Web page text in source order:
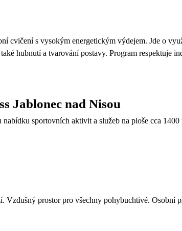
cvičení s vysokým energetickým výdejem. Jde o
hubnutí a tvarování postavy. Program respektuje
Jablonec nad Nisou
sportovních aktivit a služeb na ploše cca
Vzdušný prostor pro všechny pohybuchtivé. Osobní